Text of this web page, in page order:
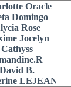
Oracle
Domingo
Rose
Jocelyn
Cathyss
David B.
LEJEAN